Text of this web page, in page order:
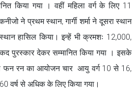
किया गया । वहीं महिला वर्ग के लिए 11
ने प्रथम स्थान, गार्गी शर्मा ने दूसरा स्थान
हासिल किया। इन्हें भी क्रमशः 12,000,
पुरस्कार देकर सम्मानित किया गया । इसके
फन रन का आयोजन चार आयु वर्ग 10 से 16,
वर्ष से अधिक के लिए किया गया।